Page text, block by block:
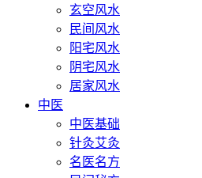
玄空风水
民间风水
阳宅风水
阴宅风水
居家风水
中医
中医基础
针灸艾灸
名医名方